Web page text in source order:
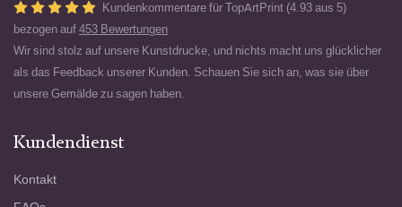
Kundenkommentare für TopArtPrint (4.93 aus 5)
bezogen auf 453 Bewertungen
Wir sind stolz auf unsere Kunstdrucke, und nichts macht uns glücklicher
als das Feedback unserer Kunden. Schauen Sie sich an, was sie über
unsere Gemälde zu sagen haben.
Kundendienst
Kontakt